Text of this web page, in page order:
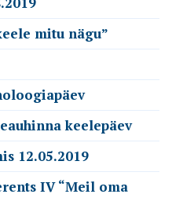
mitu nägu”
keelepäev
12.05.2019
IV “Meil oma